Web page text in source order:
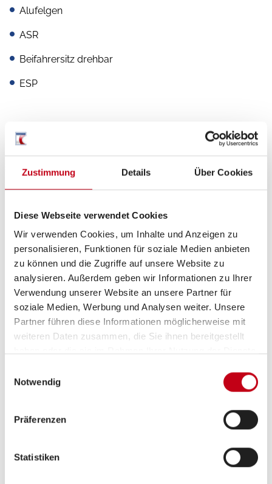
Zustimmung Details Über Cookies
Diese Webseite verwendet Cookies
Wir verwenden Cookies, um Inhalte und Anzeigen zu
personalisieren, Funktionen für soziale Medien anbieten
zu können und die Zugriffe auf unsere Website zu
analysieren. Außerdem geben wir Informationen zu Ihrer
Verwendung unserer Website an unsere Partner für
soziale Medien, Werbung und Analysen weiter. Unsere
Partner führen diese Informationen möglicherweise mit
weiteren Daten zusammen, die Sie ihnen bereitgestellt
Notwendig
Präferenzen
Statistiken
Alufelgen
ASR
Beifahrersitz drehbar
ESP
Aufbau
Ausstellfenster
GFK-Dach
Markise
Verdunkelungs- und Fliegenschutzrollos
Vorzeltleuchte
Einstiegstufe elektrisch
Inneneinrichtung
Ambiente-Beleuchtung